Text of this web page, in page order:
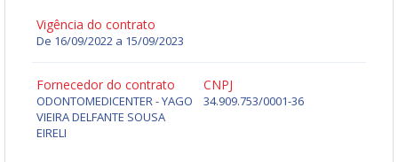
Vigência do contrato
De 16/09/2022 a 15/09/2023
Fornecedor do contrato
ODONTOMEDICENTER - YAGO
VIEIRA DELFANTE SOUSA
EIRELI
CNPJ
34.909.753/0001-36